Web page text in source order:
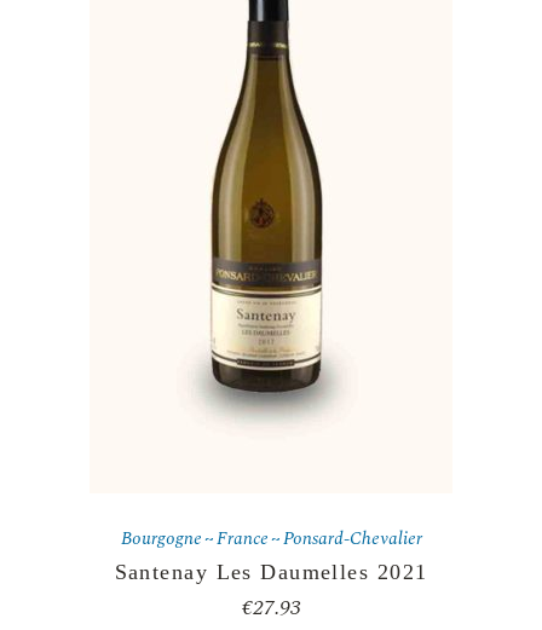
Bourgogne France Ponsard-Chevalier
Santenay Les Daumelles 2021
€27.93